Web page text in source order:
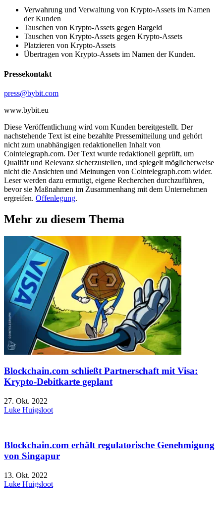
Verwahrung und Verwaltung von Krypto-Assets im Namen
der Kunden
Tauschen von Krypto-Assets gegen Bargeld
Tauschen von Krypto-Assets gegen Krypto-Assets
Platzieren von Krypto-Assets
Übertragen von Krypto-Assets im Namen der Kunden.
Pressekontakt
press@bybit.com
www.bybit.eu
Diese Veröffentlichung wird vom Kunden bereitgestellt. Der
nachstehende Text ist eine bezahlte Pressemitteilung und gehört
nicht zum unabhängigen redaktionellen Inhalt von
Cointelegraph.com. Der Text wurde redaktionell geprüft, um
Qualität und Relevanz sicherzustellen, und spiegelt möglicherweise
nicht die Ansichten und Meinungen von Cointelegraph.com wider.
Leser werden dazu ermutigt, eigene Recherchen durchzuführen,
bevor sie Maßnahmen im Zusammenhang mit dem Unternehmen
ergreifen. Offenlegung.
Mehr zu diesem Thema
Blockchain.com schließt Partnerschaft mit Visa:
Krypto-Debitkarte geplant
27. Okt. 2022
Luke Huigsloot
Blockchain.com erhält regulatorische Genehmigung
von Singapur
13. Okt. 2022
Luke Huigsloot